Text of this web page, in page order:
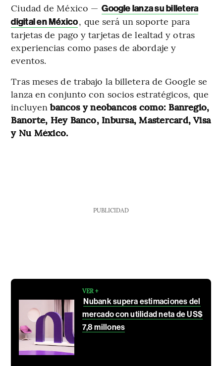
Ciudad de México — Google lanza su billetera
digital en México, que será un soporte para
tarjetas de pago y tarjetas de lealtad y otras
experiencias como pases de abordaje y
eventos.
Tras meses de trabajo la billetera de Google se
lanza en conjunto con socios estratégicos, que
incluyenbancos y neobancos como: Banregio,
Banorte, Hey Banco, Inbursa, Mastercard, Visa
y Nu México.
PUBLICIDAD
VER +
Nubank supera estimaciones del
mercado con utilidad neta de US$
7,8 millones